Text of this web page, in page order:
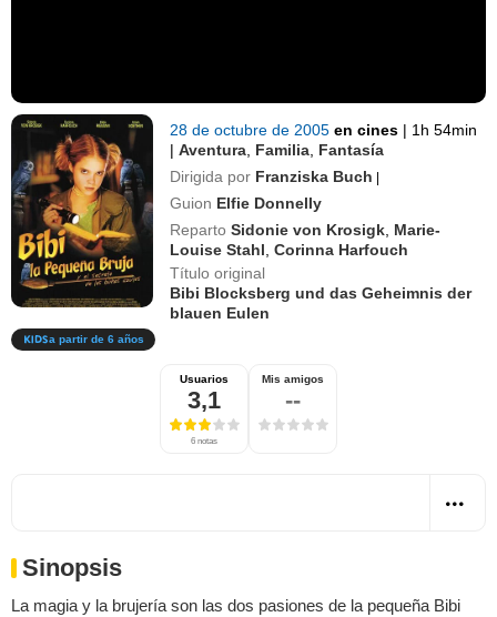
28 de octubre de 2005en cines | 1h 54min
| Aventura Familia Fantasía
Dirigida por Franziska Buch |
Guion Elfie Donnelly
Reparto Sidonie von Krosigk Marie-
Louise Stahl ,Corinna Harfouch
Título original
Bibi Blocksberg und das Geheimnis der
blauen Eulen
a partir de 6 años
Usuarios
3,1
6 notas
Mis amigos
--
Sinopsis
La magia y la brujería son las dos pasiones de la pequeña Bibi